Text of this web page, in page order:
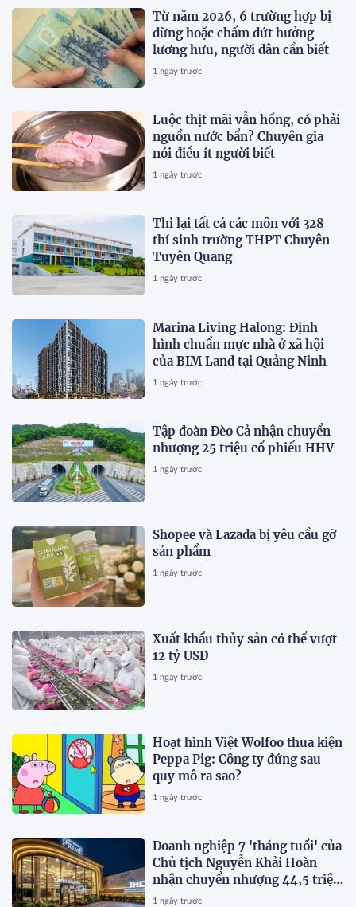
Từ năm 2026, 6 trường hợp bị
dừng hoặc chấm dứt hưởng
lương hưu, người dân cần biết
1 ngày trước
Luộc thịt mãi vẫn hồng, có phải
nguồn nước bẩn? Chuyên gia
nói điều ít người biết
1 ngày trước
Thi lại tất cả các môn với 328
thí sinh trường THPT Chuyên
Tuyên Quang
1 ngày trước
Marina Living Halong: Định
hình chuẩn mực nhà ở xã hội
của BIM Land tại Quảng Ninh
1 ngày trước
Tập đoàn Đèo Cả nhận chuyển
nhượng 25 triệu cổ phiếu HHV
1 ngày trước
Shopee và Lazada bị yêu cầu gỡ
sản phẩm
1 ngày trước
Xuất khẩu thủy sản có thể vượt
12 tỷ USD
1 ngày trước
Hoạt hình Việt Wolfoo thua kiện
Peppa Pig: Công ty đứng sau
quy mô ra sao?
1 ngày trước
Doanh nghiệp 7 'tháng tuổi' của
Chủ tịch Nguyễn Khải Hoàn
nhận chuyển nhượng 44,5 triệu
cổ phiếu KHG
1 ngày trước